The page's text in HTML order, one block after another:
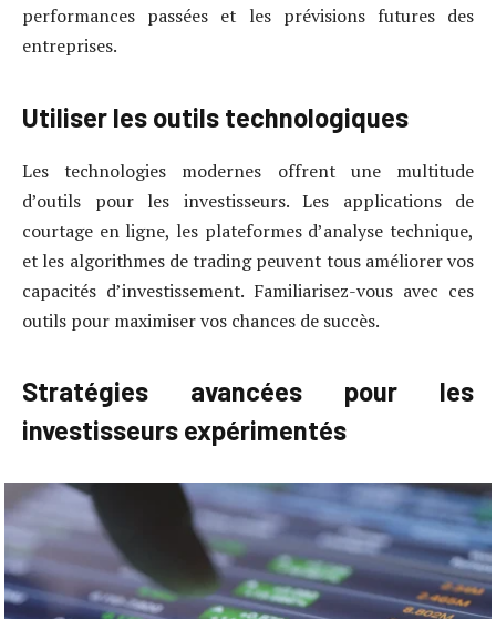
performances passées et les prévisions futures des
entreprises.
Utiliser les outils technologiques
Les technologies modernes offrent une multitude
d’outils pour les investisseurs. Les applications de
courtage en ligne, les plateformes d’analyse technique,
et les algorithmes de trading peuvent tous améliorer vos
capacités d’investissement. Familiarisez-vous avec ces
outils pour maximiser vos chances de succès.
Stratégies avancées pour les
investisseurs expérimentés